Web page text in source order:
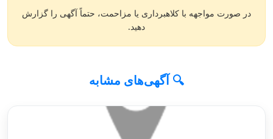
در صورت مواجهه با کلاهبرداری یا مزاحمت، حتماً آگهی را گزارش
دهید.
🔍 آگهی‌های مشابه